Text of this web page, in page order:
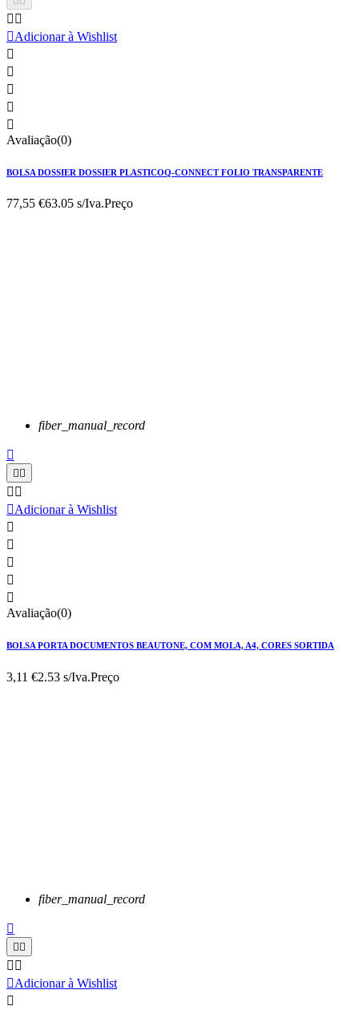
 
Adicionar à Wishlist





Avaliação(0)
BOLSA DOSSIER DOSSIER PLASTICOQ-CONNECT FOLIO TRANSPARENTE
77,55 €63.05 s/Iva.Preço
fiber_manual_record

 
 
Adicionar à Wishlist





Avaliação(0)
BOLSA PORTA DOCUMENTOS BEAUTONE, COM MOLA, A4, CORES SORTIDA
3,11 €2.53 s/Iva.Preço
fiber_manual_record

 
 
Adicionar à Wishlist
